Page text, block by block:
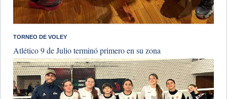
TORNEO DE VOLEY
Atlético 9 de Julio terminó primero en su zona